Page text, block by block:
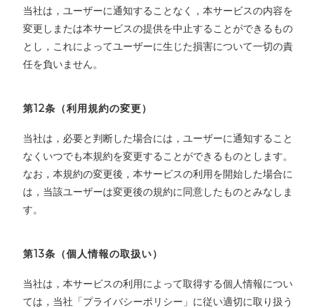
当社は，ユーザーに通知することなく，本サービスの内容を
変更しまたは本サービスの提供を中止することができるもの
とし，これによってユーザーに生じた損害について一切の責
任を負いません。
第12条（利用規約の変更）
当社は，必要と判断した場合には，ユーザーに通知すること
なくいつでも本規約を変更することができるものとします。
なお，本規約の変更後，本サービスの利用を開始した場合に
は，当該ユーザーは変更後の規約に同意したものとみなしま
す。
第13条（個人情報の取扱い）
当社は，本サービスの利用によって取得する個人情報につい
ては，当社「プライバシーポリシー」に従い適切に取り扱う